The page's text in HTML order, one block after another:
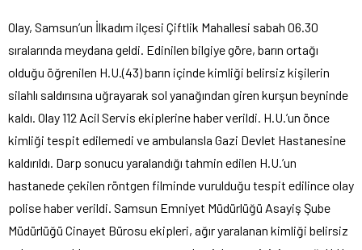
Olay, Samsun’un İlkadım ilçesi Çiftlik Mahallesi sabah 06.30
sıralarında meydana geldi. Edinilen bilgiye göre, barın ortağı
olduğu öğrenilen H.U.(43) barın içinde kimliği belirsiz kişilerin
silahlı saldırısına uğrayarak sol yanağından giren kurşun beyninde
kaldı. Olay 112 Acil Servis ekiplerine haber verildi. H.U.’un önce
kimliği tespit edilemedi ve ambulansla Gazi Devlet Hastanesine
kaldırıldı. Darp sonucu yaralandığı tahmin edilen H.U.’un
hastanede çekilen röntgen filminde vurulduğu tespit edilince olay
polise haber verildi. Samsun Emniyet Müdürlüğü Asayiş Şube
Müdürlüğü Cinayet Bürosu ekipleri, ağır yaralanan kimliği belirsiz